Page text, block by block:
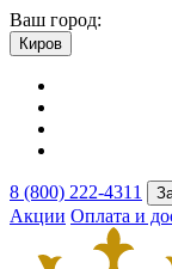
Ваш город:
Киров
8 (800) 222-4311
Акции Оплата и